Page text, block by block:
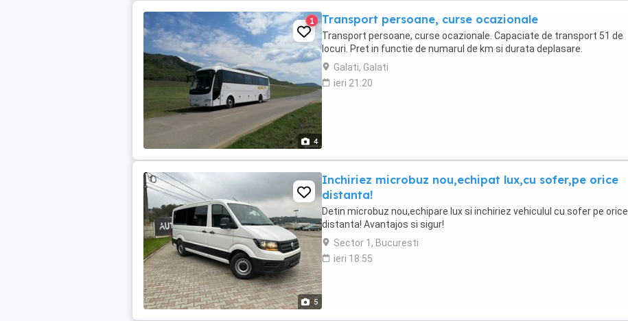
4
1 Transport persoane, curse ocazionale
Transport persoane, curse ocazionale. Capaciate de transport 51 de
locuri. Pret in functie de numarul de km si durata deplasare.
Galati, Galati
ieri 21:20
5
Inchiriez microbuz nou,echipat lux,cu sofer,pe orice
distanta!
Detin microbuz nou,echipare lux si inchiriez vehiculul cu sofer pe orice
distanta! Avantajos si sigur!
Sector 1, Bucuresti
ieri 18:55